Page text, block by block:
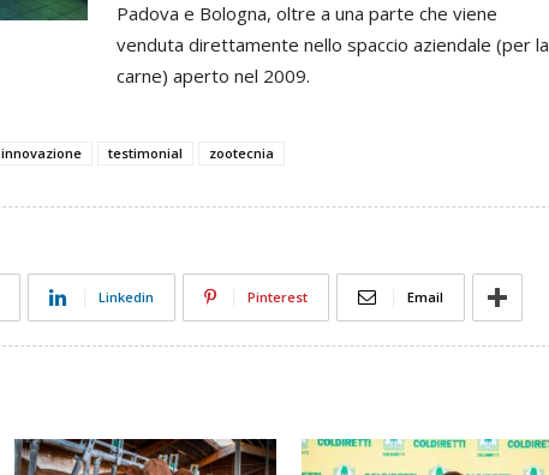
Padova e Bologna, oltre a una parte che viene
venduta direttamente nello spaccio aziendale (per la
carne) aperto nel 2009.
innovazione testimonial zootecnia
Linkedin Pinterest Email